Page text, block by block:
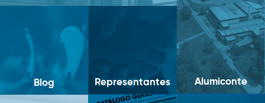
Alumiconte
Blog Representantes